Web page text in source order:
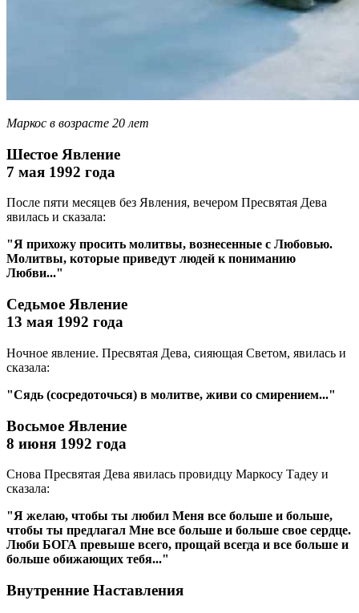
Маркос в возрасте 20 лет
Шестое Явление
7 мая 1992 года
После пяти месяцев без Явления, вечером Пресвятая Дева
явилась и сказала:
"Я прихожу просить молитвы, вознесенные с Любовью.
Молитвы, которые приведут людей к пониманию
Любви..."
Седьмое Явление
13 мая 1992 года
Ночное явление. Пресвятая Дева, сияющая Светом, явилась и
сказала:
"Сядь (сосредоточься) в молитве, живи со смирением..."
Восьмое Явление
8 июня 1992 года
Снова Пресвятая Дева явилась провидцу Маркосу Тадеу и
сказала:
"Я желаю, чтобы ты любил Меня все больше и больше,
чтобы ты предлагал Мне все больше и больше свое сердце.
Люби БОГА превыше всего, прощай всегда и все больше и
больше обижающих тебя..."
Внутренние Наставления